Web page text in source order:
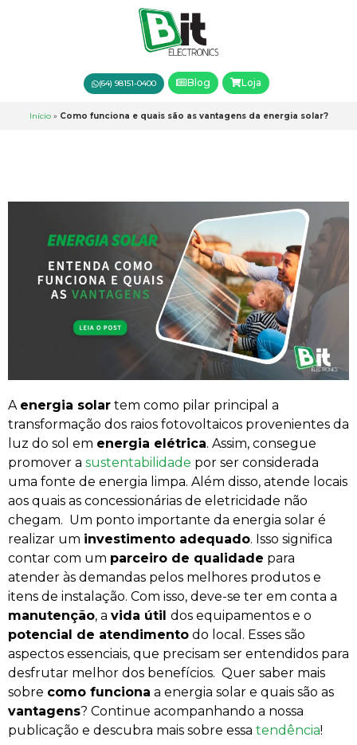
(64) 98151-0400 Blog Loja
Início» Como funciona e quais são as vantagens da energia solar?
A energia solar tem como pilar principal a
transformação dos raios fotovoltaicos provenientes da
luz do sol em energia elétrica. Assim, consegue
promover a sustentabilidade por ser considerada
uma fonte de energia limpa. Além disso, atende locais
aos quais as concessionárias de eletricidade não
chegam. Um ponto importante da energia solar é
realizar um investimento adequado. Isso significa
contar com um parceiro de qualidade para
atender às demandas pelos melhores produtos e
itens de instalação. Com isso, deve-se ter em conta a
manutenção, a vida útil dos equipamentos e o
potencial de atendimento do local. Esses são
aspectos essenciais, que precisam ser entendidos para
desfrutar melhor dos benefícios. Quer saber mais
sobre como funciona a energia solar e quais são as
vantagens? Continue acompanhando a nossa
publicação e descubra mais sobre essa tendência!